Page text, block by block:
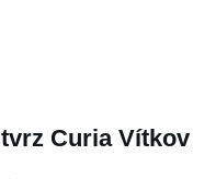
tvrz Curia Vítkov